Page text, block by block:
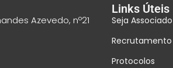
Azevedo, nº21
Links Úteis
Seja Associado
Recrutamento
Protocolos